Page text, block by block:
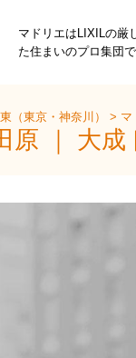
マドリエはLIXILの厳
た住まいのプロ集団
（東京・神奈川）> マ
原 ｜ 大成